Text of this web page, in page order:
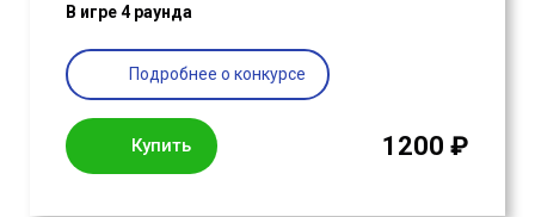
В игре 4 раунда
Подробнее о конкурсе
Купить 1200 ₽